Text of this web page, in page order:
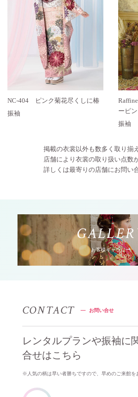
NC-404 ピンク菊花尽くしに椿
振袖
ーピ
振袖
掲載の衣裳以外も数多く取り揃
店舗により衣裳の取り扱い点数
詳しくは最寄りの店舗にお問い
GALLER
お客様ギャラリー
CONTACT お問い合せ
レンタルプランや振袖に
合せはこちら
※⼈気の柄は早い者勝ちですので、早めのご来館を